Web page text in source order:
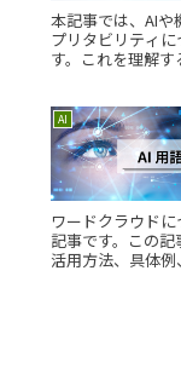
本記事では、AI
プリタビリティ
す。これを理解
AI
ワードクラウド
記事です。この
活用方法、具体